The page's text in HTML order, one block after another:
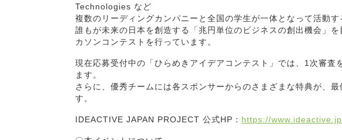
Technologies など
複数のリーディングカンパニーと全国の学生が一体となって活動す
誰もが未来の日本を創造する「兆円単位のビジネスの創出機会」
カソンコンテストを行っています。
現在応募受付中の「ひらめきアイデアコンテスト」では、1次審査
ます。
さらに、優秀チームには各スポンサーからのさまざまな特典が、
す。
IDEACTIVE JAPAN PROJECT 公式HP： https://